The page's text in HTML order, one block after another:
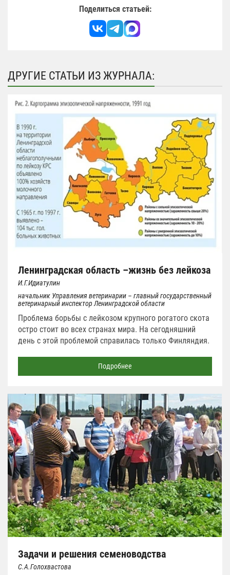
Поделиться статьей:
ДРУГИЕ СТАТЬИ ИЗ ЖУРНАЛА:
Ленинградская область –жизнь без лейкоза
И.Г.Идиатулин
начальник Управления ветеринарии – главный государственный
ветеринарный инспектор Ленинградской области
Проблема борьбы с лейкозом крупного рогатого скота
остро стоит во всех странах мира. На сегодняшний
день с этой проблемой справилась только Финляндия.
Подробнее
Задачи и решения семеноводства
С.А.Голохвастова